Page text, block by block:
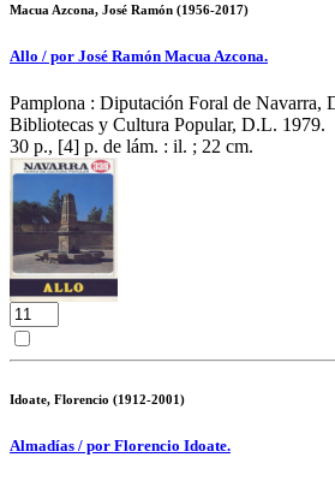
Macua Azcona, José Ramón (1956-2017)
Allo / por José Ramón Macua Azcona.
Pamplona : Diputación Foral de Navarra,
Bibliotecas y Cultura Popular, D.L. 1979.
30 p., [4] p. de lám. : il. ; 22 cm.
Idoate, Florencio (1912-2001)
Almadías / por Florencio Idoate.